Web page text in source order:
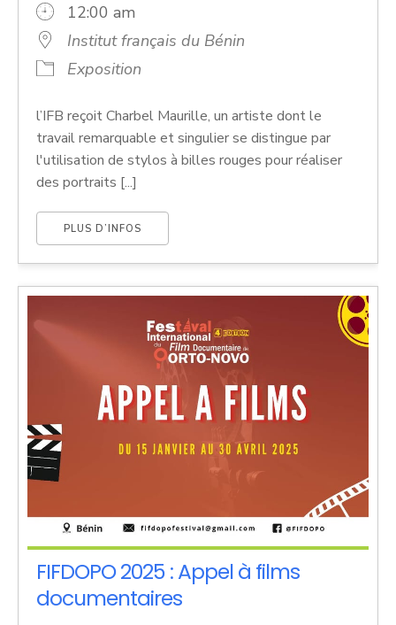
12:00 am
Institut français du Bénin
Exposition
l’IFB reçoit Charbel Maurille, un artiste dont le
travail remarquable et singulier se distingue par
l'utilisation de stylos à billes rouges pour réaliser
des portraits [...]
PLUS D’INFOS
FIFDOPO 2025 : Appel à films
documentaires